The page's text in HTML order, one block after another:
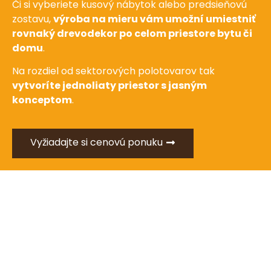
Či si vyberiete kusový nábytok alebo predsieňovú
zostavu,výroba na mieru vám umožní umiestniť
rovnaký drevodekor po celom priestore bytu či
domu.
Na rozdiel od sektorových polotovarov tak
vytvoríte jednoliaty priestor s jasným
konceptom.
Vyžiadajte si cenovú ponuku